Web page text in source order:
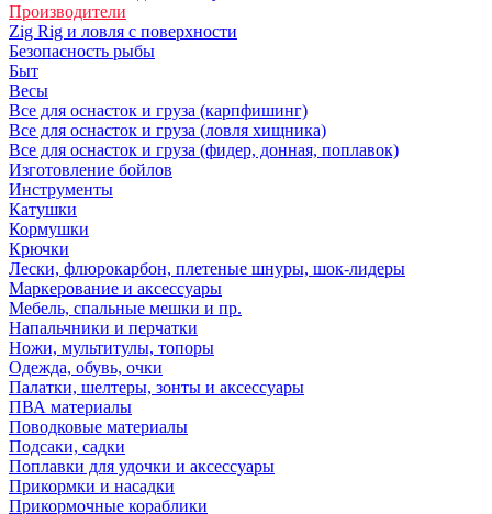
Производители
Zig Rig и ловля с поверхности
Безoпасность рыбы
Быт
Весы
Все для оснасток и груза (карпфишинг)
Все для оснасток и груза (ловля хищника)
Все для оснасток и груза (фидер, донная, поплавок)
Изготовление бойлов
Инструменты
Катушки
Кормушки
Крючки
Лески, флюрокарбон, плетеные шнуры, шок-лидеры
Маркерование и аксессуары
Мебель, спальные мешки и пр.
Напальчники и перчатки
Ножи, мультитулы, топоры
Одежда, обувь, очки
Палатки, шелтеры, зонты и аксессуары
ПВА материалы
Поводковые материалы
Подсаки, садки
Поплавки для удочки и аксессуары
Прикормки и насадки
Прикормочные кораблики